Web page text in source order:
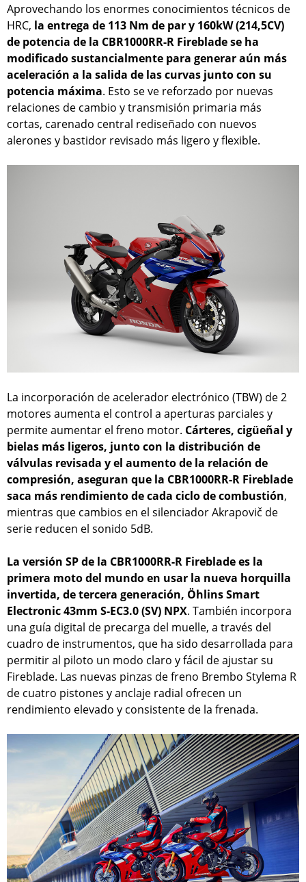
Aprovechando los enormes conocimientos técnicos de
HRC, la entrega de 113 Nm de par y 160kW (214,5CV)
de potencia de la CBR1000RR-R Fireblade se ha
modificado sustancialmente para generar aún más
aceleración a la salida de las curvas junto con su
potencia máxima. Esto se ve reforzado por nuevas
relaciones de cambio y transmisión primaria más
cortas, carenado central rediseñado con nuevos
alerones y bastidor revisado más ligero y flexible.
La incorporación de acelerador electrónico (TBW) de 2
motores aumenta el control a aperturas parciales y
permite aumentar el freno motor. Cárteres, cigüeñal y
bielas más ligeros, junto con la distribución de
válvulas revisada y el aumento de la relación de
compresión, aseguran que la CBR1000RR-R Fireblade
saca más rendimiento de cada ciclo de combustión,
mientras que cambios en el silenciador Akrapovič de
serie reducen el sonido 5dB.
La versión SP de la CBR1000RR-R Fireblade es la
primera moto del mundo en usar la nueva horquilla
invertida, de tercera generación, Öhlins Smart
Electronic 43mm S-EC3.0 (SV) NPX. También incorpora
una guía digital de precarga del muelle, a través del
cuadro de instrumentos, que ha sido desarrollada para
permitir al piloto un modo claro y fácil de ajustar su
Fireblade. Las nuevas pinzas de freno Brembo Stylema R
de cuatro pistones y anclaje radial ofrecen un
rendimiento elevado y consistente de la frenada.